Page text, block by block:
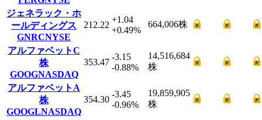
ジェネラック・ホ
ールディングス
GNRCNYSE
212.22
+1.04
+0.49%
664,006株
アルファベットC
株
GOOGNASDAQ
353.47
-3.15
-0.88%
14,516,684
株
アルファベットA
株
GOOGLNASDAQ
354.30
-3.45
-0.96%
19,859,905
株